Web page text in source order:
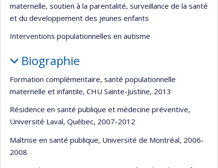
maternelle, soutien à la parentalité, surveillance de la santé
et du developpement des jeunes enfants
Interventions populationnelles en autisme
Biographie
Formation complémentaire, santé populationnelle
maternelle et infantile, CHU Sainte-Justine, 2013
Résidence en santé publique et médecine préventive,
Université Laval, Québec, 2007-2012
Maîtrise en santé publique, Université de Montréal, 2006-
2008